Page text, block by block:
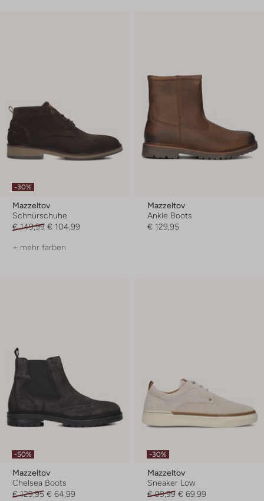
-30%
Mazzeltov
Schnürschuhe
€ 149,99 € 104,99
+ mehr farben
Mazzeltov
Ankle Boots
€ 129,95
-50%
Mazzeltov
Chelsea Boots
€ 129,95 € 64,99
-30%
Mazzeltov
Sneaker Low
€ 99,99 € 69,99